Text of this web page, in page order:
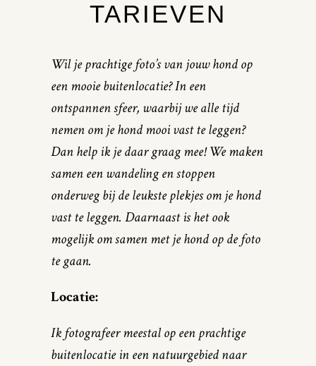
TARIEVEN
Wil je prachtige foto’s van jouw hond op
een mooie buitenlocatie? In een
ontspannen sfeer, waarbij we alle tijd
nemen om je hond mooi vast te leggen?
Dan help ik je daar graag mee! We maken
samen een wandeling en stoppen
onderweg bij de leukste plekjes om je hond
vast te leggen. Daarnaast is het ook
mogelijk om samen met je hond op de foto
te gaan.
Locatie:
Ik fotografeer meestal op een prachtige
buitenlocatie in een natuurgebied naar